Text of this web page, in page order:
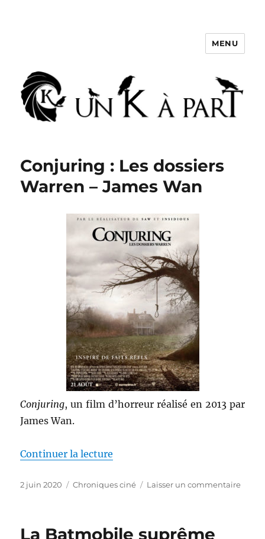
MENU
Conjuring : Les dossiers
Warren – James Wan
Conjuring, un film d’horreur réalisé en 2013 par
James Wan.
Continuer la lecture
Publié
2 juin 2020 Catégories
Chroniques ciné Laisser un commentairesur
La Batmobile suprême